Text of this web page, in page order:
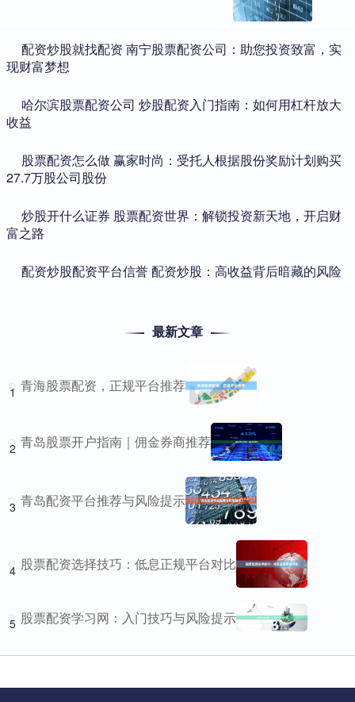
​配资炒股就找配资 南宁股票配资公司：助您投资致富，实
现财富梦想
​哈尔滨股票配资公司 炒股配资入门指南：如何用杠杆放大
收益
​股票配资怎么做 赢家时尚：受托人根据股份奖励计划购买
27.7万股公司股份
​炒股开什么证券 股票配资世界：解锁投资新天地，开启财
富之路
​配资炒股配资平台信誉 配资炒股：高收益背后暗藏的风险
最新文章
1 青海股票配资，正规平台推荐
2 青岛股票开户指南｜佣金券商推荐
3 青岛配资平台推荐与风险提示
4 股票配资选择技巧：低息正规平台对比
5 股票配资学习网：入门技巧与风险提示